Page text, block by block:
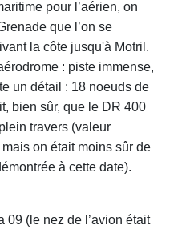
pour l’aérien, on
que l’on se
la côte jusqu'à Motril.
: piste immense,
un détail : 18 noeuds de
bien sûr, que le DR 400
travers (valeur
on était moins sûr de
à cette date).
09 (le nez de l’avion était